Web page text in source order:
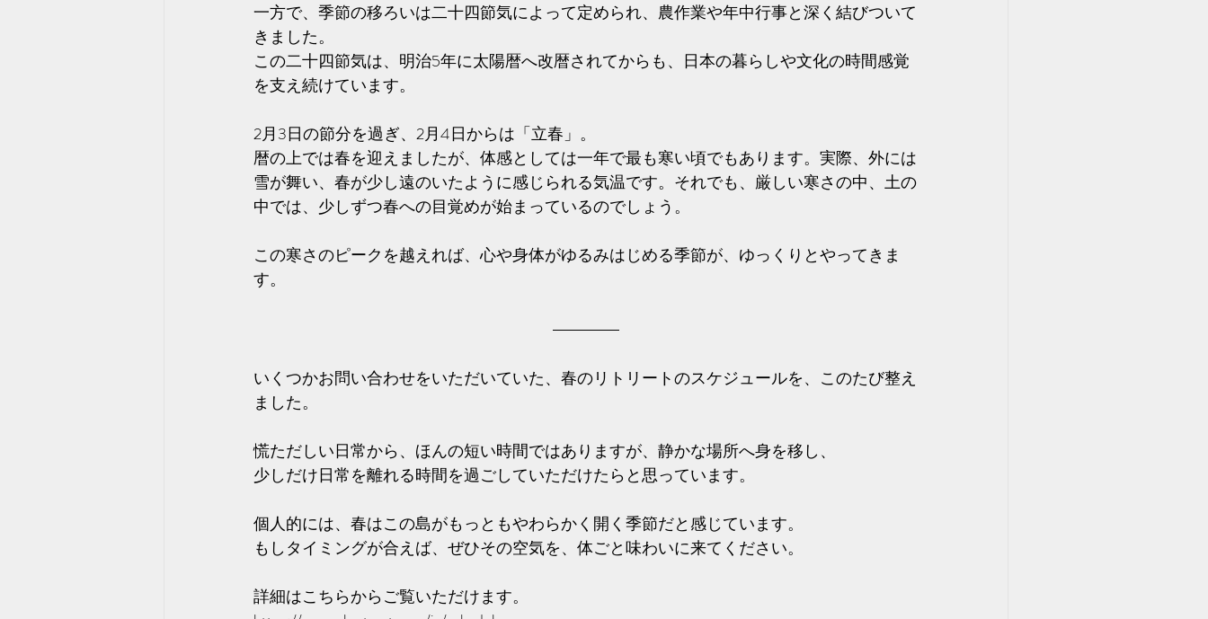
一方で、季節の移ろいは二十四節気によって定められ、農作業や年中行事と深く結びついて
きました。
この二十四節気は、明治5年に太陽暦へ改暦されてからも、日本の暮らしや文化の時間感覚
を支え続けています。
2月3日の節分を過ぎ、2月4日からは「立春」。
暦の上では春を迎えましたが、体感としては一年で最も寒い頃でもあります。実際、外には
雪が舞い、春が少し遠のいたように感じられる気温です。それでも、厳しい寒さの中、土の
中では、少しずつ春への目覚めが始まっているのでしょう。
この寒さのピークを越えれば、心や身体がゆるみはじめる季節が、ゆっくりとやってきま
す。
いくつかお問い合わせをいただいていた、春のリトリートのスケジュールを、このたび整え
ました。
慌ただしい日常から、ほんの短い時間ではありますが、静かな場所へ身を移し、
少しだけ日常を離れる時間を過ごしていただけたらと思っています。
個人的には、春はこの島がもっともやわらかく開く季節だと感じています。
もしタイミングが合えば、ぜひその空気を、体ごと味わいに来てください。
詳細はこちらからご覧いただけます。